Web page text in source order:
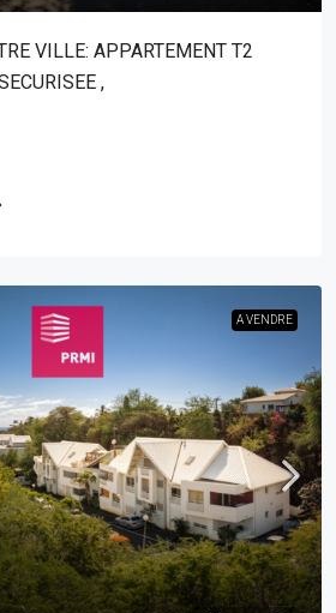
VILLE: APPARTEMENT T2
,
A VENDRE